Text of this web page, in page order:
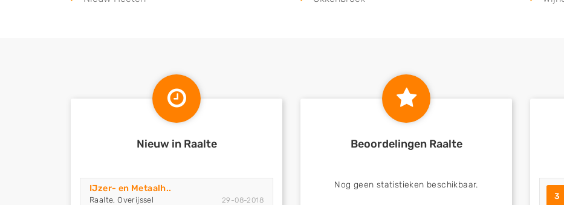
Nieuw in Raalte
IJzer- en Metaalh..
Raalte, Overijssel 29-08-2018
Beoordelingen Raalte
Nog geen statistieken beschikbaar.
3